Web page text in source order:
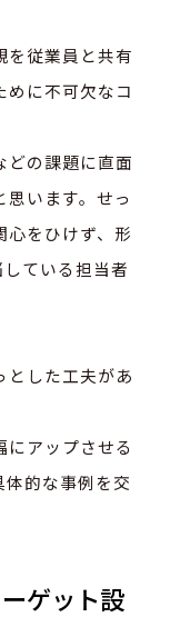
を従業員と共有
めに不可欠なコ
どの課題に直面
います。せっ
心をひけず、形
ている担当者
とした工夫があ
にアップさせる
的な事例を交
ゲット設